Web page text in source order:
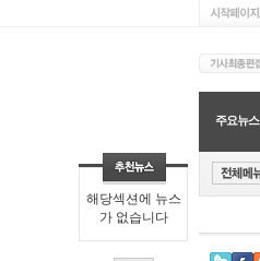
해당섹션에 뉴스
가 없습니다
주요뉴스